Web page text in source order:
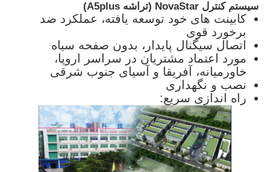
سیستم کنترل NovaStar (تراشه A5plus)
کابینت های خود توسعه یافته، عملکرد ضد
برخورد قوی
اتصال سیگنال پایدار، بدون صفحه سیاه
مورد اعتماد مشتریان در سراسر اروپا،
خاورمیانه، آفریقا و آسیای جنوب شرقی
نصب و نگهداری
راه اندازی سریع: